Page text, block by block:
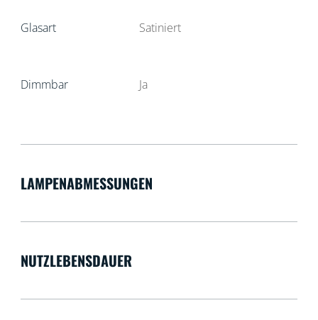
Glasart Satiniert
Dimmbar Ja
LAMPENABMESSUNGEN
NUTZLEBENSDAUER